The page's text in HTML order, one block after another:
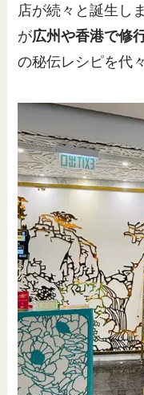
店が続々と誕生し
が広州や香港で修
の秘伝レシピを代